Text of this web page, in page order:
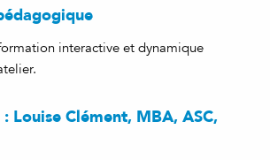
interactive et dynamique
Louise Clément, MBA, ASC,